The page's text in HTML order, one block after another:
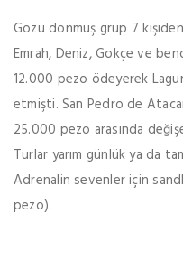
Gözü dönmüş grup 7
Emrah, Deniz, Gokçe ve
12.000 pezo ödeyerek
etmişti. San Pedro de
25.000 pezo arasında
Turlar yarım günlük ya da
Adrenalin sevenler için
pezo).